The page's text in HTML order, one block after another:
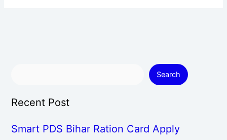
Search
Recent Post
Smart PDS Bihar Ration Card Apply